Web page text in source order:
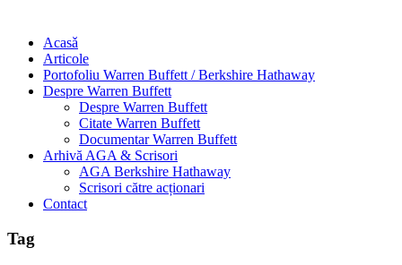
Acasǎ
Articole
Portofoliu Warren Buffett / Berkshire Hathaway
Despre Warren Buffett
Despre Warren Buffett
Citate Warren Buffett
Documentar Warren Buffett
Arhivă AGA & Scrisori
AGA Berkshire Hathaway
Scrisori către acționari
Contact
Tag